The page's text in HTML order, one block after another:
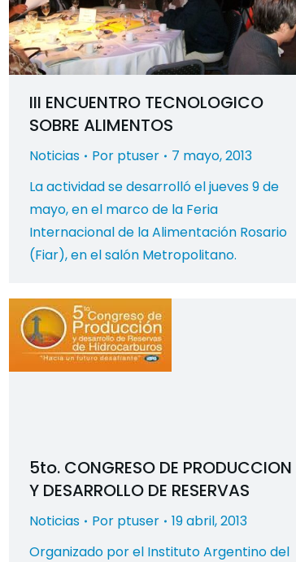
III ENCUENTRO TECNOLOGICO
SOBRE ALIMENTOS
Noticias Por ptuser
7 mayo, 2013
La actividad se desarrolló el jueves 9 de
mayo, en el marco de la Feria
Internacional de la Alimentación Rosario
(Fiar), en el salón Metropolitano.
5to. CONGRESO DE PRODUCCION
Y DESARROLLO DE RESERVAS
Noticias Por ptuser
19 abril, 2013
Organizado por el Instituto Argentino del